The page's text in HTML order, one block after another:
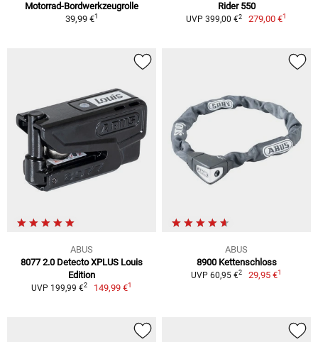
Motorrad-Bordwerkzeugrolle
39,99 €1
Rider 550
UVP 399,00 €2 279,00 €1
ABUS
8077 2.0 Detecto XPLUS Louis
Edition
UVP 199,99 €2 149,99 €1
ABUS
8900 Kettenschloss
UVP 60,95 €2 29,95 €1